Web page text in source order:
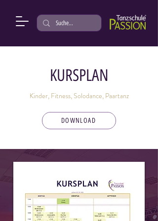
KURSPLAN
Kinder, Fitness, Solodance, Paartanz
DOWNLOAD